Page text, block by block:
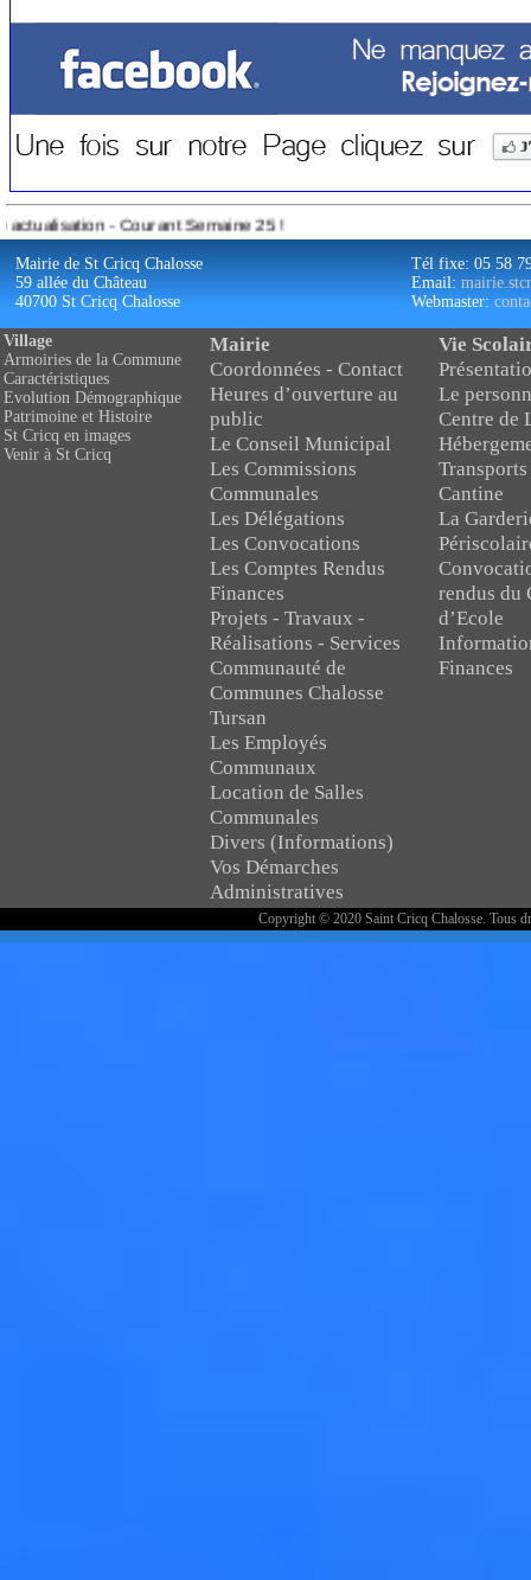
Semaine 25 !
Mairie de St Cricq Chalosse
59 allée du Château
40700 St Cricq Chalosse
Tél fixe: 05 58
Email:
Webmaster:
Village
Armoiries de la Commune
Caractéristiques
Evolution Démographique
Patrimoine et Histoire
St Cricq en images
Venir à St Cricq
Mairie
Coordonnées - Contact
Heures d’ouverture au
public
Le Conseil Municipal
Les Commissions
Communales
Les Délégations
Les Convocations
Les Comptes Rendus
Finances
Projets - Travaux -
Réalisations - Services
Communauté de
Communes Chalosse
Tursan
Les Employés
Communaux
Location de Salles
Communales
Divers (Informations)
Vos Démarches
Administratives
Vie
Le
Centre de
Cantine
La
rendus du
d’Ecole
Finances
Copyright © 2020 Saint Cricq Chalosse. Tous